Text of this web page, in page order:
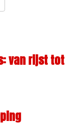
van rijst tot